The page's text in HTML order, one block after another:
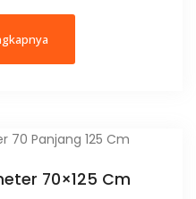
70×125 Cm